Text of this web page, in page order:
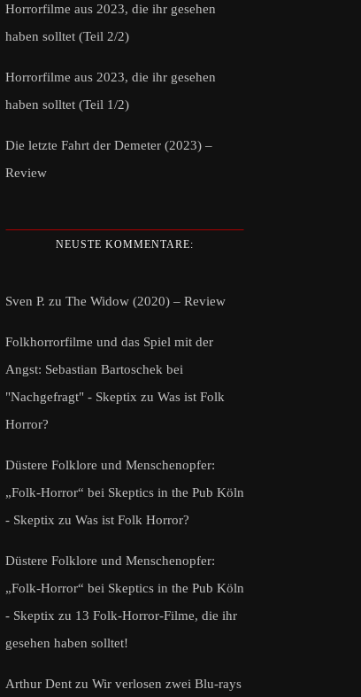
Horrorfilme aus 2023, die ihr gesehen
haben solltet (Teil 2/2)
Horrorfilme aus 2023, die ihr gesehen
haben solltet (Teil 1/2)
Die letzte Fahrt der Demeter (2023) –
Review
NEUSTE KOMMENTARE:
Sven P. zu The Widow (2020) – Review
Folkhorrorfilme und das Spiel mit der
Angst: Sebastian Bartoschek bei
"Nachgefragt" - Skeptix zu Was ist Folk
Horror?
Düstere Folklore und Menschenopfer:
„Folk-Horror“ bei Skeptics in the Pub Köln
- Skeptix zu Was ist Folk Horror?
Düstere Folklore und Menschenopfer:
„Folk-Horror“ bei Skeptics in the Pub Köln
- Skeptix zu 13 Folk-Horror-Filme, die ihr
gesehen haben solltet!
Arthur Dent zu Wir verlosen zwei Blu-rays